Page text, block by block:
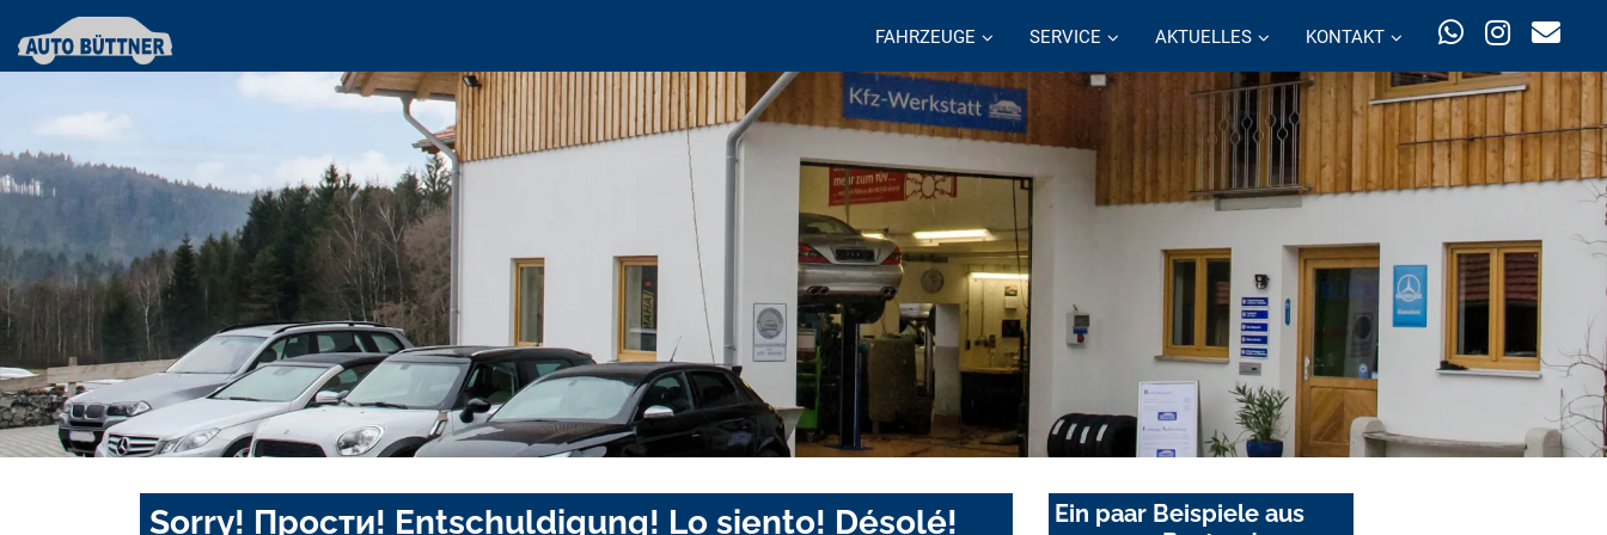
FAHRZEUGE SERVICE AKTUELLES KONTAKT
Sorry! Прости! Entschuldigung! Lo siento! Désolé!
Ein paar Beispiele aus